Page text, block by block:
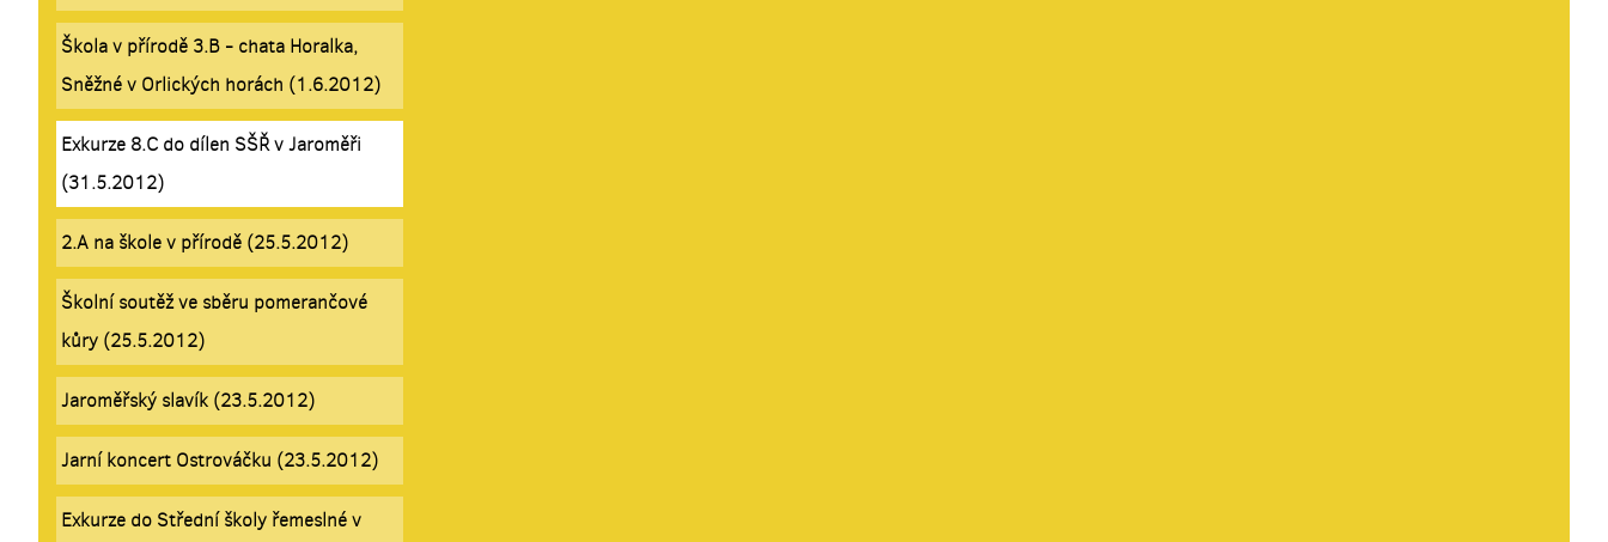
Škola v přírodě 3.B - chata Horalka,
Sněžné v Orlických horách (1.6.2012)
Exkurze 8.C do dílen SŠŘ v Jaroměři
(31.5.2012)
2.A na škole v přírodě (25.5.2012)
Školní soutěž ve sběru pomerančové
kůry (25.5.2012)
Jaroměřský slavík (23.5.2012)
Jarní koncert Ostrováčku (23.5.2012)
Exkurze do Střední školy řemeslné v